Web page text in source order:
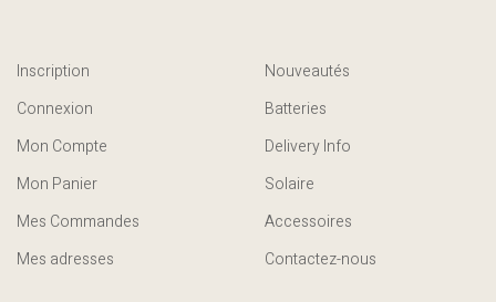
Inscription
Connexion
Mon Compte
Mon Panier
Mes Commandes
Mes adresses
Nouveautés
Batteries
Delivery Info
Solaire
Accessoires
Contactez-nous